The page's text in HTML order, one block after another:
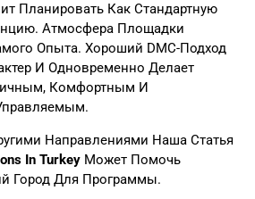
Планировать Как Стандартную
Атмосфера Площадки
Опыта. Хороший DMC-Подход
И Одновременно Делает
Комфортным И
Направлениями Наша Статья
In Turkey Может Помочь
Город Для Программы.